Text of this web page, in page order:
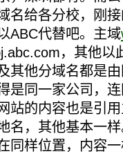
名给各分校，刚
ABC代替吧。主域
，其他以
他分域名都是由
是同一家公司，
站的内容也是引
名，其他基本一
同样位置，内容